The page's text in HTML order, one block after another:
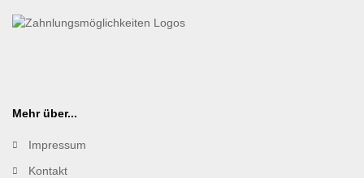
Mehr über...
Impressum
Kontakt